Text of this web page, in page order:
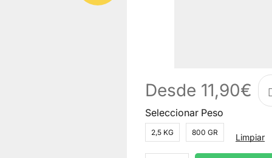
Desde 11,90€
Seleccionar Peso
2,5 KG 800 GR Limpiar